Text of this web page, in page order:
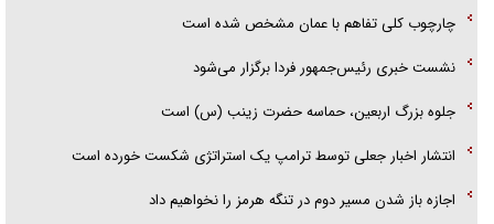
اهل خدمت بی‌منت بود
جزئیات شکنجه‌هایم فراتر از آن است که در بیان بگنجد!
گزارش «جوان» از قوانین سخت‌گیرانه ۶ قاره در برابر یورش به پاسگاه‌های
پلیس
چارچوب کلی تفاهم با عمان مشخص شده است
نشست خبری رئیس‌جمهور فردا برگزار می‌شود
جلوه بزرگ اربعین، حماسه حضرت زینب (س) است
انتشار اخبار جعلی توسط ترامپ یک استراتژی شکست خورده است
اجازه باز شدن مسیر دوم در تنگه هرمز را نخواهیم داد